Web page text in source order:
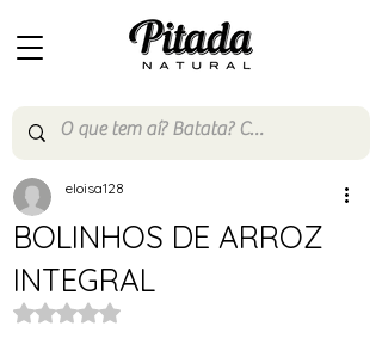
BOLINHOS DE ARROZ
INTEGRAL
eloisa128
Avaliado com NaN de 5 estrelas.